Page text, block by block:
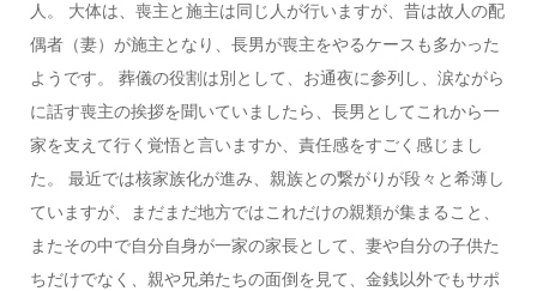
人。 大体は、喪主と施主は同じ人が行いますが、昔は故人の配
偶者（妻）が施主となり、長男が喪主をやるケースも多かった
ようです。 葬儀の役割は別として、お通夜に参列し、涙ながら
に話す喪主の挨拶を聞いていましたら、長男としてこれから一
家を支えて行く覚悟と言いますか、責任感をすごく感じまし
た。 最近では核家族化が進み、親族との繋がりが段々と希薄し
ていますが、まだまだ地方ではこれだけの親類が集まること、
またその中で自分自身が一家の家長として、妻や自分の子供た
ちだけでなく、親や兄弟たちの面倒を見て、金銭以外でもサポ